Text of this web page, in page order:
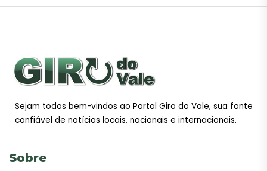
Sejam todos bem-vindos ao Portal Giro do Vale, sua fonte
confiável de notícias locais, nacionais e internacionais.
Sobre